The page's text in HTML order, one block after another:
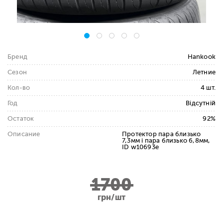
Бренд Hankook
Сезон Летние
Кол-во 4 шт.
Год Відсутній
Остаток 92%
Описание
Протектор пара близько
7,3мм і пара близько 6,8мм,
ID w10693e
1700
грн/шт